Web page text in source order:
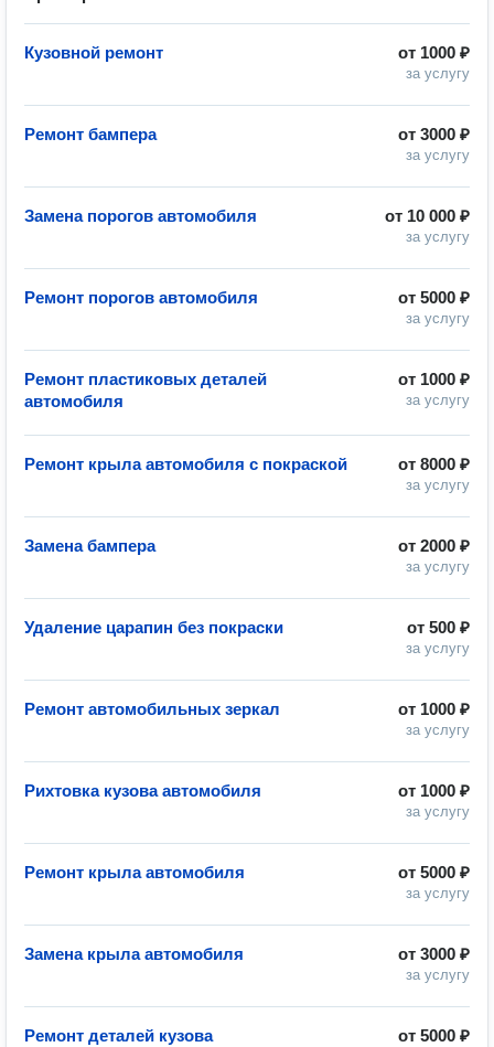
от 1000 ₽
за услугу
Кузовной ремонт
от 3000 ₽
за услугу
Ремонт бампера
от 10 000 ₽
за услугу
Замена порогов автомобиля
от 5000 ₽
за услугу
Ремонт порогов автомобиля
от 1000 ₽
за услугу
Ремонт пластиковых деталей
автомобиля
от 8000 ₽
за услугу
Ремонт крыла автомобиля с покраской
от 2000 ₽
за услугу
Замена бампера
от 500 ₽
за услугу
Удаление царапин без покраски
от 1000 ₽
за услугу
Ремонт автомобильных зеркал
от 1000 ₽
за услугу
Рихтовка кузова автомобиля
от 5000 ₽
за услугу
Ремонт крыла автомобиля
от 3000 ₽
за услугу
Замена крыла автомобиля
от 5000 ₽
Ремонт деталей кузова